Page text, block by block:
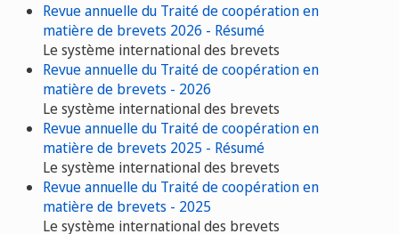
Revue annuelle du Traité de coopération en
matière de brevets 2026 - Résumé
Le système international des brevets
Revue annuelle du Traité de coopération en
matière de brevets - 2026
Le système international des brevets
Revue annuelle du Traité de coopération en
matière de brevets 2025 - Résumé
Le système international des brevets
Revue annuelle du Traité de coopération en
matière de brevets - 2025
Le système international des brevets